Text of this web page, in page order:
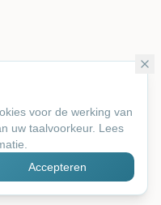
voor de werking van
uw taalvoorkeur. Lees
Accepteren